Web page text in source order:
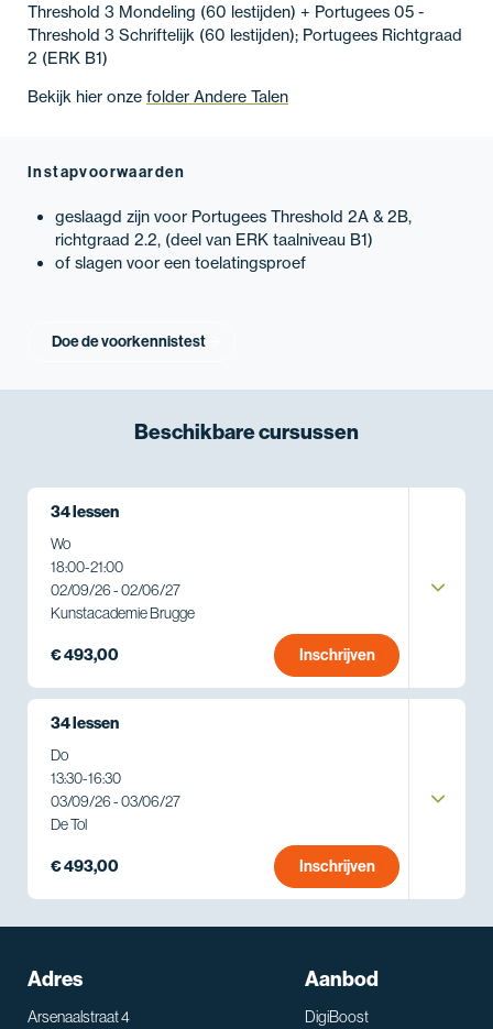
Threshold 3 Mondeling (60 lestijden) + Portugees 05 -
Threshold 3 Schriftelijk (60 lestijden); Portugees Richtgraad
2 (ERK B1)
Bekijk hier onze folder Andere Talen
Instapvoorwaarden
geslaagd zijn voor Portugees Threshold 2A & 2B,
richtgraad 2.2, (deel van ERK taalniveau B1)
of slagen voor een toelatingsproef
Doe de voorkennistest
Beschikbarecursussen
34 lessen
Wo
18:00-21:00
02/09/26 - 02/06/27
Kunstacademie Brugge
€ 493,00 Inschrijven
34 lessen
Do
13:30-16:30
03/09/26 - 03/06/27
De Tol
€ 493,00 Inschrijven
Adres
Arsenaalstraat 4
Aanbod
DigiBoost